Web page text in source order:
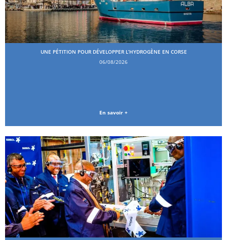
UNE PÉTITION POUR DÉVELOPPER L’HYDROGÈNE EN CORSE
06/08/2026
En savoir +